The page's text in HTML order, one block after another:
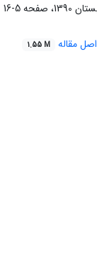
5-16
اصل مقاله 1.55 M